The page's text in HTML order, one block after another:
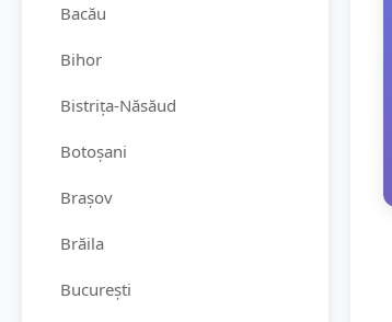
Bacău
Bihor
Bistrița-Năsăud
Botoșani
Brașov
Brăila
București